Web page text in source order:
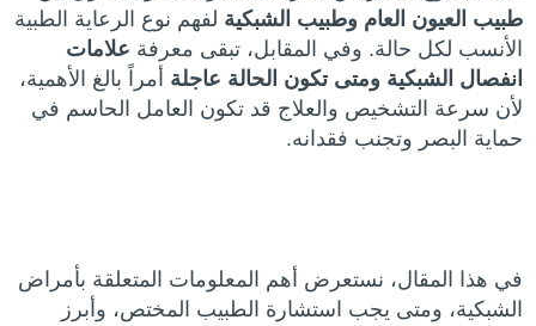
طبيب العيون العام وطبيب الشبكية لفهم نوع الرعاية الطبية
الأنسب لكل حالة. وفي المقابل، تبقى معرفة علامات
انفصال الشبكية ومتى تكون الحالة عاجلة أمراً بالغ الأهمية،
لأن سرعة التشخيص والعلاج قد تكون العامل الحاسم في
حماية البصر وتجنب فقدانه.
في هذا المقال، نستعرض أهم المعلومات المتعلقة بأمراض
الشبكية، ومتى يجب استشارة الطبيب المختص، وأبرز